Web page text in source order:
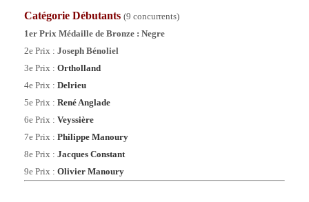
Catégorie Débutants (9 concurrents)
1er Prix Médaille de Bronze : Negre
2e Prix : Joseph Bénoliel
3e Prix : Ortholland
4e Prix : Delrieu
5e Prix : René Anglade
6e Prix : Veyssière
7e Prix : Philippe Manoury
8e Prix : Jacques Constant
9e Prix : Olivier Manoury